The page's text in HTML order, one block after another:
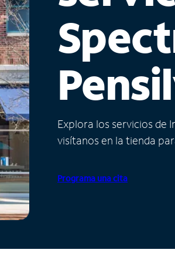
Explora los servicios de
visítanos en la tienda
Programa una cita